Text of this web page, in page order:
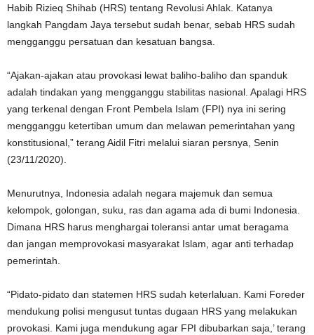
Habib Rizieq Shihab (HRS) tentang Revolusi Ahlak. Katanya
langkah Pangdam Jaya tersebut sudah benar, sebab HRS sudah
mengganggu persatuan dan kesatuan bangsa.
“Ajakan-ajakan atau provokasi lewat baliho-baliho dan spanduk
adalah tindakan yang mengganggu stabilitas nasional. Apalagi HRS
yang terkenal dengan Front Pembela Islam (FPI) nya ini sering
mengganggu ketertiban umum dan melawan pemerintahan yang
konstitusional,” terang Aidil Fitri melalui siaran persnya, Senin
(23/11/2020).
Menurutnya, Indonesia adalah negara majemuk dan semua
kelompok, golongan, suku, ras dan agama ada di bumi Indonesia.
Dimana HRS harus menghargai toleransi antar umat beragama
dan jangan memprovokasi masyarakat Islam, agar anti terhadap
pemerintah.
“Pidato-pidato dan statemen HRS sudah keterlaluan. Kami Foreder
mendukung polisi mengusut tuntas dugaan HRS yang melakukan
provokasi. Kami juga mendukung agar FPI dibubarkan saja,’ terang